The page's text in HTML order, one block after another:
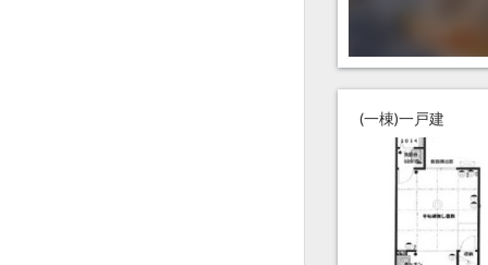
(一棟)一戸建